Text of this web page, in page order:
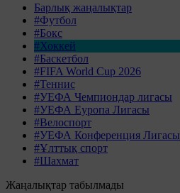
Барлық жаңалықтар
#Футбол
#Бокс
#Хоккей
#Баскетбол
#FIFA World Cup 2026
#Теннис
#УЕФА Чемпиондар лигасы
#УЕФА Еуропа Лигасы
#Велоспорт
#УЕФА Конференция Лигасы
#Ұлттық спорт
#Шахмат
Жаңалықтар табылмады